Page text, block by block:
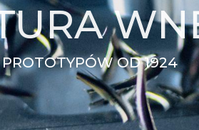
OD 1924